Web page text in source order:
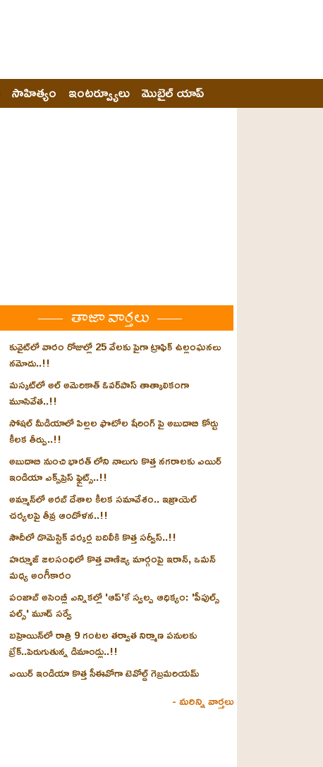
సాహిత్యం ఇంటర్వ్యూలు మొబైల్ యాప్
తాజా వార్తలు
కువైట్‌లో వారం రోజుల్లో 25 వేలకు పైగా ట్రాఫిక్ ఉల్లంఘనలు
నమోదు..!!
మస్కట్‌లో అల్ అమెరికాత్ ఓవర్‌పాస్ తాత్కాలికంగా
మూసివేత..!!
సోషల్ మీడియాలో పిల్లల ఫొటోల షేరింగ్ పై అబుదాబి కోర్టు
కీలక తీర్పు..!!
అబుదాబి నుంచి భారత్ లోని నాలుగు కొత్త నగరాలకు ఎయిర్
ఇండియా ఎక్స్‌ప్రెస్ ఫ్లైట్స్..!!
అమ్మాన్‌లో అరబ్ దేశాల కీలక సమావేశం.. ఇజ్రాయెల్
చర్యలపై తీవ్ర ఆందోళన..!!
సౌదీలో డొమెస్టిక్ వర్కర్ల బదిలీకి కొత్త సర్వీస్..!!
హర్మూజ్ జలసంధిలో కొత్త వాణిజ్య మార్గంపై ఇరాన్, ఒమన్
మధ్య అంగీకారం
పంజాబ్ అసెంబ్లీ ఎన్నికల్లో 'ఆప్'కే స్వల్ప ఆధిక్యం: 'పీపుల్స్
పల్స్' మూడ్ సర్వే
బహ్రెయిన్‌లో రాత్రి 9 గంటల తర్వాత నిర్మాణ పనులకు
బ్రేక్..పెరుగుతున్న డిమాండ్లు..!!
ఎయిర్ ఇండియా కొత్త సీఈవోగా టెవోల్డ్ గెబ్రమరియమ్
- మరిన్ని వార్తలు